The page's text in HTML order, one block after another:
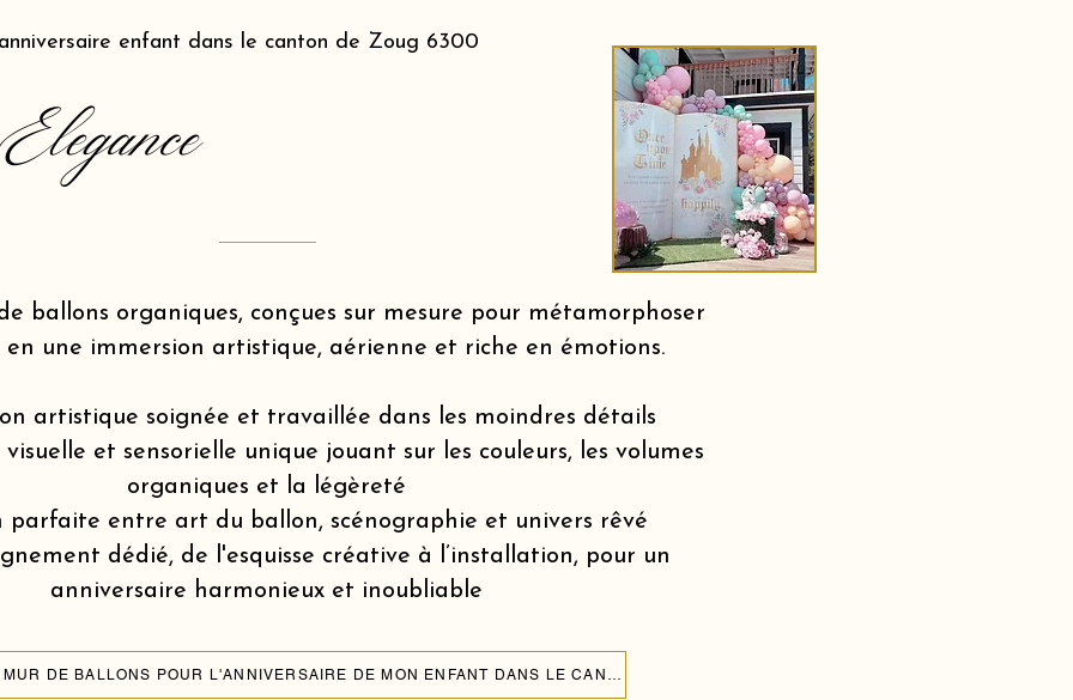
enfant dans le canton de Zoug 6300
Elegance
ballons organiques, conçues sur mesure pour métamorphoser
une immersion artistique, aérienne et riche en émotions.
artistique soignée et travaillée dans les moindres détails
et sensorielle unique jouant sur les couleurs, les volumes
organiques et la légèreté
parfaite entre art du ballon, scénographie et univers rêvé
dédié, de l'esquisse créative à l’installation, pour un
anniversaire harmonieux et inoubliable
CRÉER UN MUR DE BALLONS POUR L'ANNIVERSAIRE DE MON ENFANT DANS LE CANTON DE ZOUG 6300